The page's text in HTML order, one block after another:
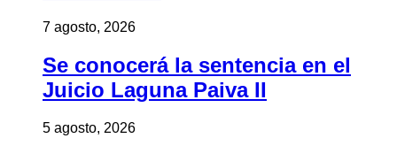
7 agosto, 2026
Se conocerá la sentencia en el
Juicio Laguna Paiva II
5 agosto, 2026